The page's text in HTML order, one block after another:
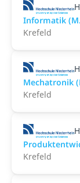
Informatik
Krefeld
Mechatronik
Krefeld
Krefeld